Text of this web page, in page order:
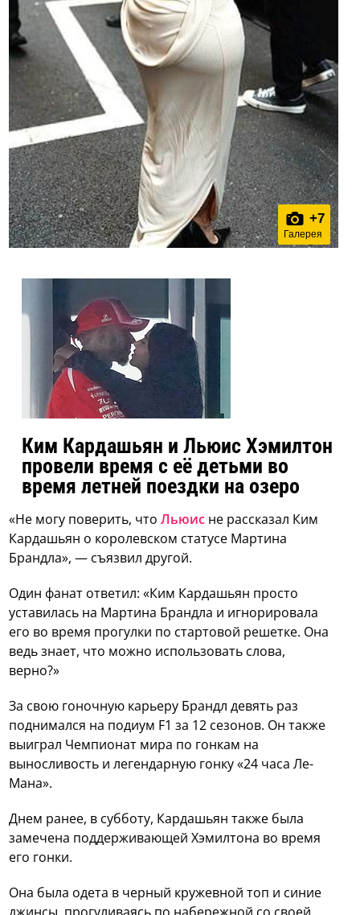
+7
Галерея
Ким Кардашьян и Льюис Хэмилтон
провели время с её детьми во
время летней поездки на озеро
«Не могу поверить, чтоЛьюис не рассказал Ким
Кардашьян о королевском статусе Мартина
Брандла», — съязвил другой.
Один фанат ответил: «Ким Кардашьян просто
уставилась на Мартина Брандла и игнорировала
его во время прогулки по стартовой решетке. Она
ведь знает, что можно использовать слова,
верно?»
За свою гоночную карьеру Брандл девять раз
поднимался на подиум F1 за 12 сезонов. Он также
выиграл Чемпионат мира по гонкам на
выносливость и легендарную гонку «24 часа Ле-
Мана».
Днем ранее, в субботу, Кардашьян также была
замечена поддерживающей Хэмилтона во время
его гонки.
Она была одета в черный кружевной топ и синие